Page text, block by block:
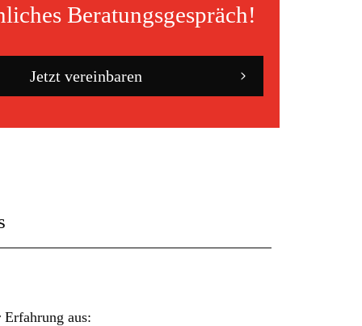
Beratungsgespräch!
Jetzt vereinbaren
aus: